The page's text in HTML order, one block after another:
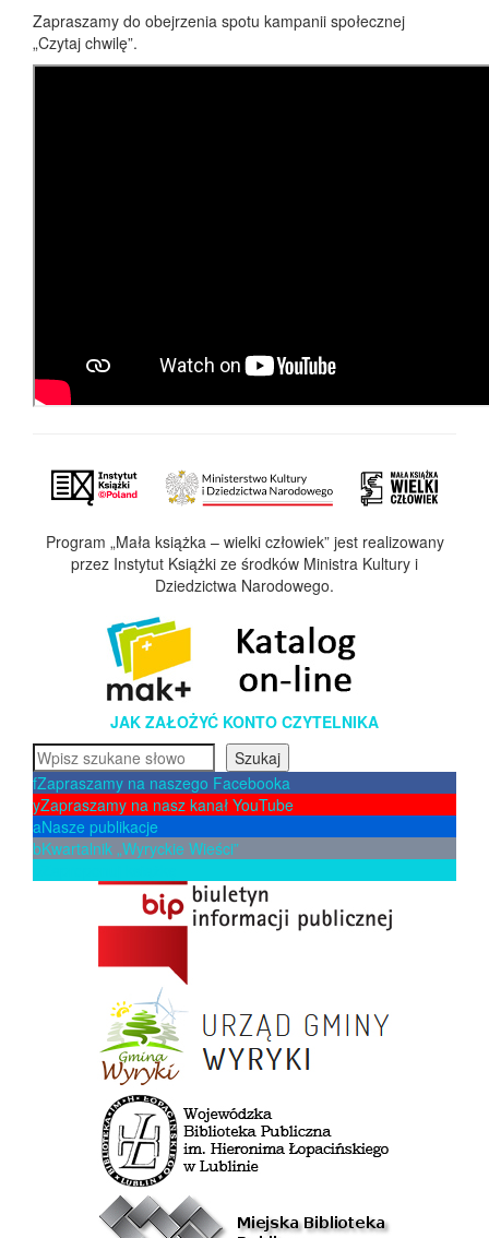
Zapraszamy do obejrzenia spotu kampanii społecznej
„Czytaj chwilę”.
Program „Mała książka – wielki człowiek” jest realizowany
przez Instytut Książki ze środków Ministra Kultury i
Dziedzictwa Narodowego.
JAK ZAŁOŻYĆ KONTO CZYTELNIKA
Szukaj
Szukaj
fZapraszamy na naszego Facebooka
yZapraszamy na nasz kanał YouTube
aNasze publikacje
bKwartalnik „Wyryckie Wieści”